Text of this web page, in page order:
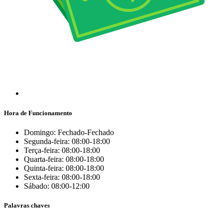
Hora de Funcionamento
Domingo: Fechado-Fechado
Segunda-feira: 08:00-18:00
Terça-feira: 08:00-18:00
Quarta-feira: 08:00-18:00
Quinta-feira: 08:00-18:00
Sexta-feira: 08:00-18:00
Sábado: 08:00-12:00
Palavras chaves